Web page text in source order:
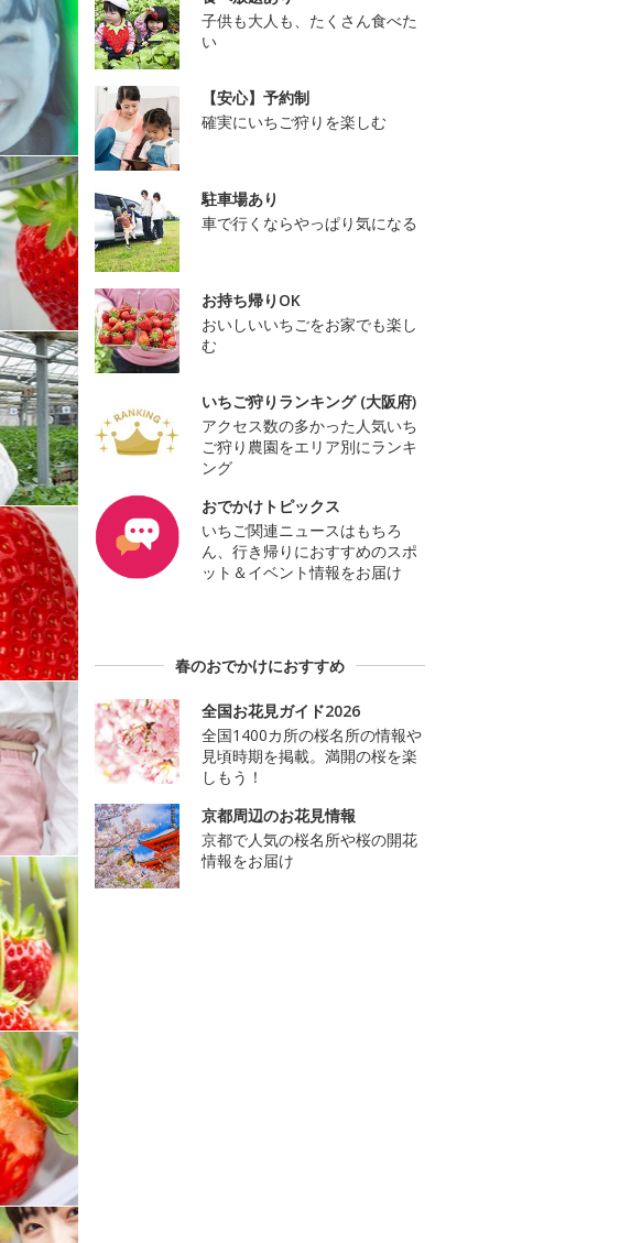
子供も大人も、たくさん食べた
い
【安心】予約制
確実にいちご狩りを楽しむ
駐車場あり
車で行くならやっぱり気になる
お持ち帰りOK
おいしいいちごをお家でも楽し
む
いちご狩りランキング (大阪府)
アクセス数の多かった人気いち
ご狩り農園をエリア別にランキ
ング
おでかけトピックス
いちご関連ニュースはもちろ
ん、行き帰りにおすすめのスポ
ット＆イベント情報をお届け
春のおでかけにおすすめ
全国お花見ガイド2026
全国1400カ所の桜名所の情報や
見頃時期を掲載。満開の桜を楽
しもう！
京都周辺のお花見情報
京都で人気の桜名所や桜の開花
情報をお届け